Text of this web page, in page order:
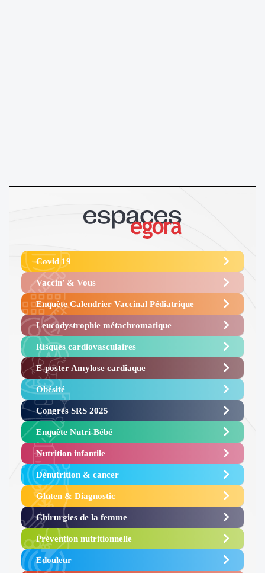
Covid 19
Vaccin’ & Vous
Enquête Calendrier Vaccinal Pédiatrique
Leucodystrophie métachromatique
Risques cardiovasculaires
E-poster Amylose cardiaque ​
Obésité ​
Congrès SRS 2025 ​
Enquête Nutri-Bébé ​
Nutrition infantile
Dénutrition & cancer
Gluten & Diagnostic
Chirurgies de la femme
Prévention nutritionnelle
Edouleur​